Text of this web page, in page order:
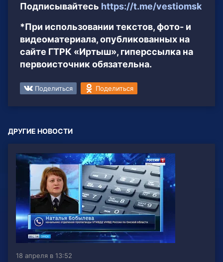
Подписывайтесь https://t.me/vestiomsk
*При использовании текстов, фото- и
видеоматериала, опубликованных на
сайте ГТРК «Иртыш», гиперссылка на
первоисточник обязательна.
Поделиться Поделиться
ДРУГИЕ НОВОСТИ
18 апреля в 13:52